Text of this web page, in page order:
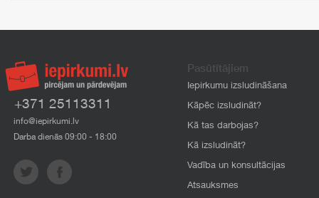
+371 25113311
info@iepirkumi.lv
Darba dienās 09:00 - 18:00
Pasūtītājiem
Iepirkumu izsludināšana
Kāpēc izsludināt?
Kā tas darbojas?
Kā izsludināt?
Vadība un konsultācijas
Atsauksmes